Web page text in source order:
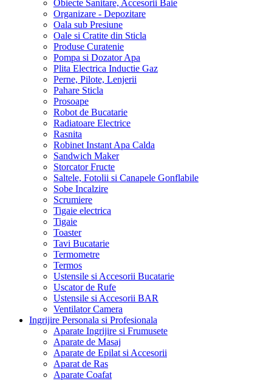
Obiecte Sanitare, Accesorii Baie
Organizare - Depozitare
Oala sub Presiune
Oale si Cratite din Sticla
Produse Curatenie
Pompa si Dozator Apa
Plita Electrica Inductie Gaz
Perne, Pilote, Lenjerii
Pahare Sticla
Prosoape
Robot de Bucatarie
Radiatoare Electrice
Rasnita
Robinet Instant Apa Calda
Sandwich Maker
Storcator Fructe
Saltele, Fotolii si Canapele Gonflabile
Sobe Incalzire
Scrumiere
Tigaie electrica
Tigaie
Toaster
Tavi Bucatarie
Termometre
Termos
Ustensile si Accesorii Bucatarie
Uscator de Rufe
Ustensile si Accesorii BAR
Ventilator Camera
Ingrijire Personala si Profesionala
Aparate Ingrijire si Frumusete
Aparate de Masaj
Aparate de Epilat si Accesorii
Aparat de Ras
Aparate Coafat